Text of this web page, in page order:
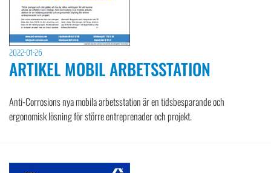
2022-01-26
ARTIKEL MOBIL ARBETSSTATION
Anti-Corrosions nya mobila arbetsstation är en tidsbesparande och
ergonomisk lösning för större entreprenader och projekt.